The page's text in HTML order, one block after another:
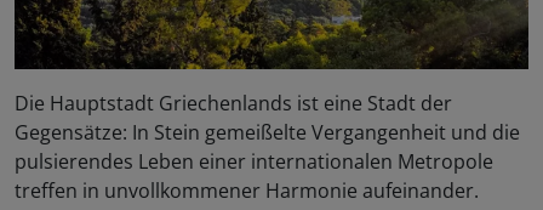
Die Hauptstadt Griechenlands ist eine Stadt der
Gegensätze: In Stein gemeißelte Vergangenheit und die
pulsierendes Leben einer internationalen Metropole
treffen in unvollkommener Harmonie aufeinander.